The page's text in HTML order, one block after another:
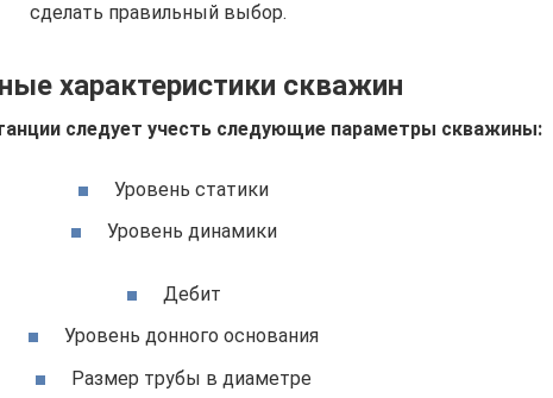
сделать правильный выбор.
характеристики скважин
следует учесть следующие параметры скважины:
Уровень статики
Уровень динамики
Дебит
Уровень донного основания
Размер трубы в диаметре